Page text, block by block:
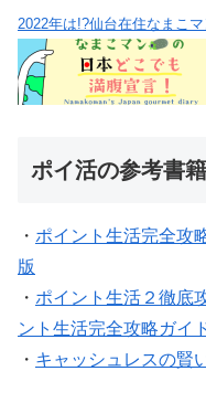
2022年は!?仙台在住なまこ
ポイ活の参考書
・ ポイント生活完全攻
版
・ ポイント生活２徹底
ント生活完全攻略ガイ
・ キャッシュレスの賢